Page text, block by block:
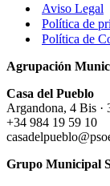
Aviso Legal
Política de
Política de
Agrupación
Casa del Pueblo
Argandona, 4 Bis
+34 984 19 59 10
Grupo Municipal